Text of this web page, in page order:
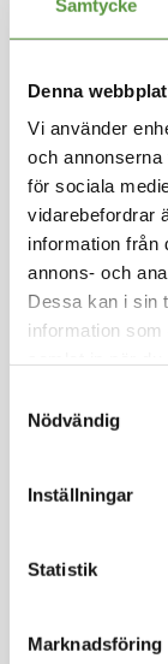
Samtycke
Denna
Vi använder
och
för sociala
vidarebefordrar
information från
annons- och
Dessa kan i sin
information
Nödvändig
Inställningar
Statistik
Marknadsföring
Logga in
Förfriterade
ra minuter i
ätt, tapas
n het
Helpall -
Utg:2023-
Artikel nummer
FONTANA
början
av
bildgalleriet